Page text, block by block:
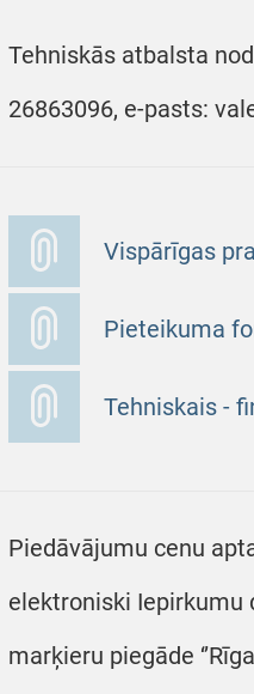
Tehniskās atbalsta
26863096, e-pasts:
Vispārīgas
Pieteikuma
Tehniskais -
Piedāvājumu cenu
elektroniski Iepirkumu
marķieru piegāde